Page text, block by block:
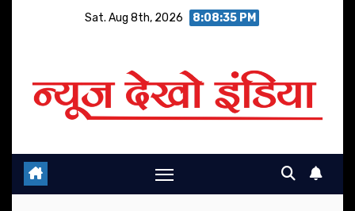
Sat. Aug 8th, 2026 8:08:35 PM